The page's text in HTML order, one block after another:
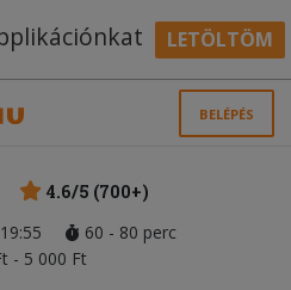
LETÖLTÖM
BELÉPÉS
4.6/5 (700+)
60 - 80 perc
- 5 000 Ft